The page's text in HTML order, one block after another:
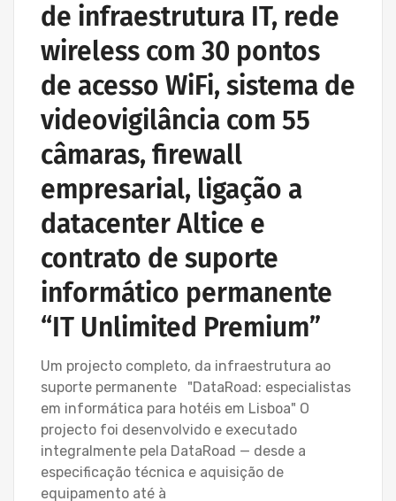
de infraestrutura IT, rede
wireless com 30 pontos
de acesso WiFi, sistema de
videovigilância com 55
câmaras, firewall
empresarial, ligação a
datacenter Altice e
contrato de suporte
informático permanente
“IT Unlimited Premium”
Um projecto completo, da infraestrutura ao
suporte permanente "DataRoad: especialistas
em informática para hotéis em Lisboa" O
projecto foi desenvolvido e executado
integralmente pela DataRoad — desde a
especificação técnica e aquisição de
equipamento até à